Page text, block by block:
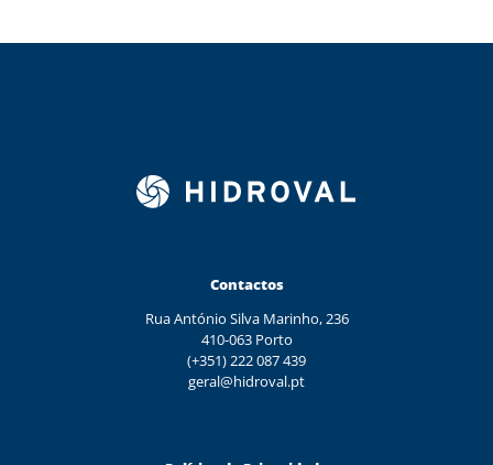
Contactos
Rua António Silva Marinho, 236
410-063 Porto
(+351) 222 087 439
geral@hidroval.pt